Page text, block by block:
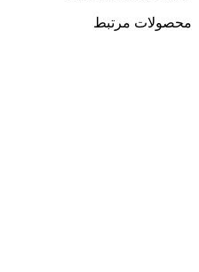
محصولات مرتبط